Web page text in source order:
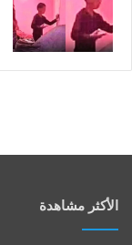
الأكثر مشاهدة